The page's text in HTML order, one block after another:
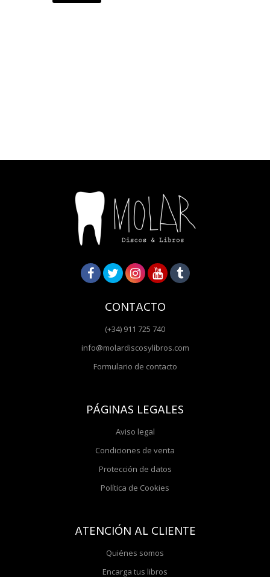
CONTACTO
(+34) 911 725 740
info@molardiscosylibros.com
Formulario de contacto
PÁGINAS LEGALES
Aviso legal
Condiciones de venta
Protección de datos
Política de Cookies
ATENCIÓN AL CLIENTE
Quiénes somos
Encarga tus libros